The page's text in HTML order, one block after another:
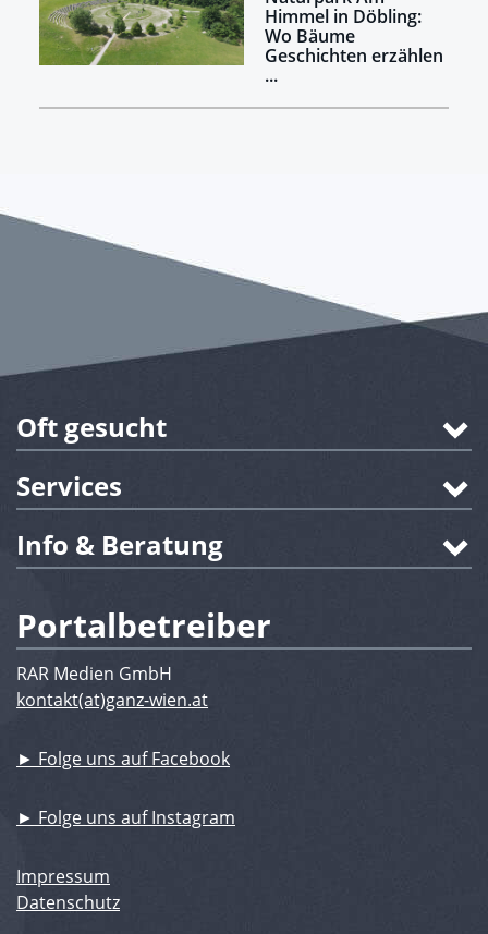
Himmel in Döbling:
Wo Bäume
Geschichten erzählen
...
Oft gesucht
Services
Info & Beratung
Portalbetreiber
RAR Medien GmbH
kontakt(at)ganz-wien.at
► Folge uns auf Facebook
► Folge uns auf Instagram
Impressum
Datenschutz